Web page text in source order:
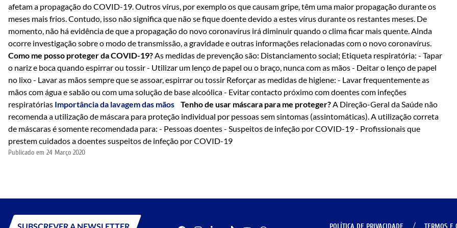
afetam a propagação do COVID-19. Outros vírus, por exemplo os que causam gripe, têm uma maior propagação durante os
meses mais frios. Contudo, isso não significa que não se fique doente devido a estes vírus durante os restantes meses. De
momento, não há evidência de que a propagação do novo coronavírus irá diminuir quando o clima ficar mais quente. Ainda
ocorre investigação sobre o modo de transmissão, a gravidade e outras informações relacionadas com o novo coronavírus.
Como me posso proteger da COVID-19?As medidas de prevenção são: Distanciamento social; Etiqueta respiratória: - Tapar
o nariz e boca quando espirrar ou tossir - Utilizar um lenço de papel ou o braço, nunca com as mãos - Deitar o lenço de papel
no lixo - Lavar as mãos sempre que se assoar, espirrar ou tossir Reforçar as medidas de higiene: - Lavar frequentemente as
mãos com água e sabão ou com uma solução de base alcoólica - Evitar contacto próximo com doentes com infeções
respiratórias Importância da lavagem das mãos Tenho de usar máscara para me proteger?A Direção-Geral da Saúde não
recomenda a utilização de máscara para proteção individual por pessoas sem sintomas (assintomáticas). A utilização correta
de máscaras é somente recomendada para: - Pessoas doentes - Suspeitos de infeção por COVID-19 - Profissionais que
prestem cuidados a doentes suspeitos de infeção por COVID-19
Publicado em 24 Março 2020